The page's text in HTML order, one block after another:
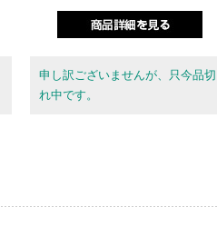
申し訳ございませんが、只今品切
れ中です。